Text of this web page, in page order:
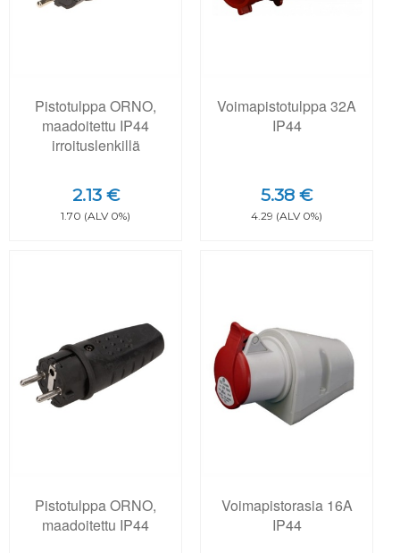
Pistotulppa ORNO,
maadoitettu IP44
irroituslenkillä
2.13 €
1.70 (ALV 0%)
Voimapistotulppa 32A
IP44
5.38 €
4.29 (ALV 0%)
Pistotulppa ORNO,
maadoitettu IP44
Voimapistorasia 16A
IP44